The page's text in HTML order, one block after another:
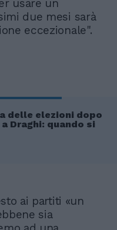
usare un
due mesi sarà
eccezionale".
delle elezioni dopo
Draghi: quando si
ai partiti «un
sia